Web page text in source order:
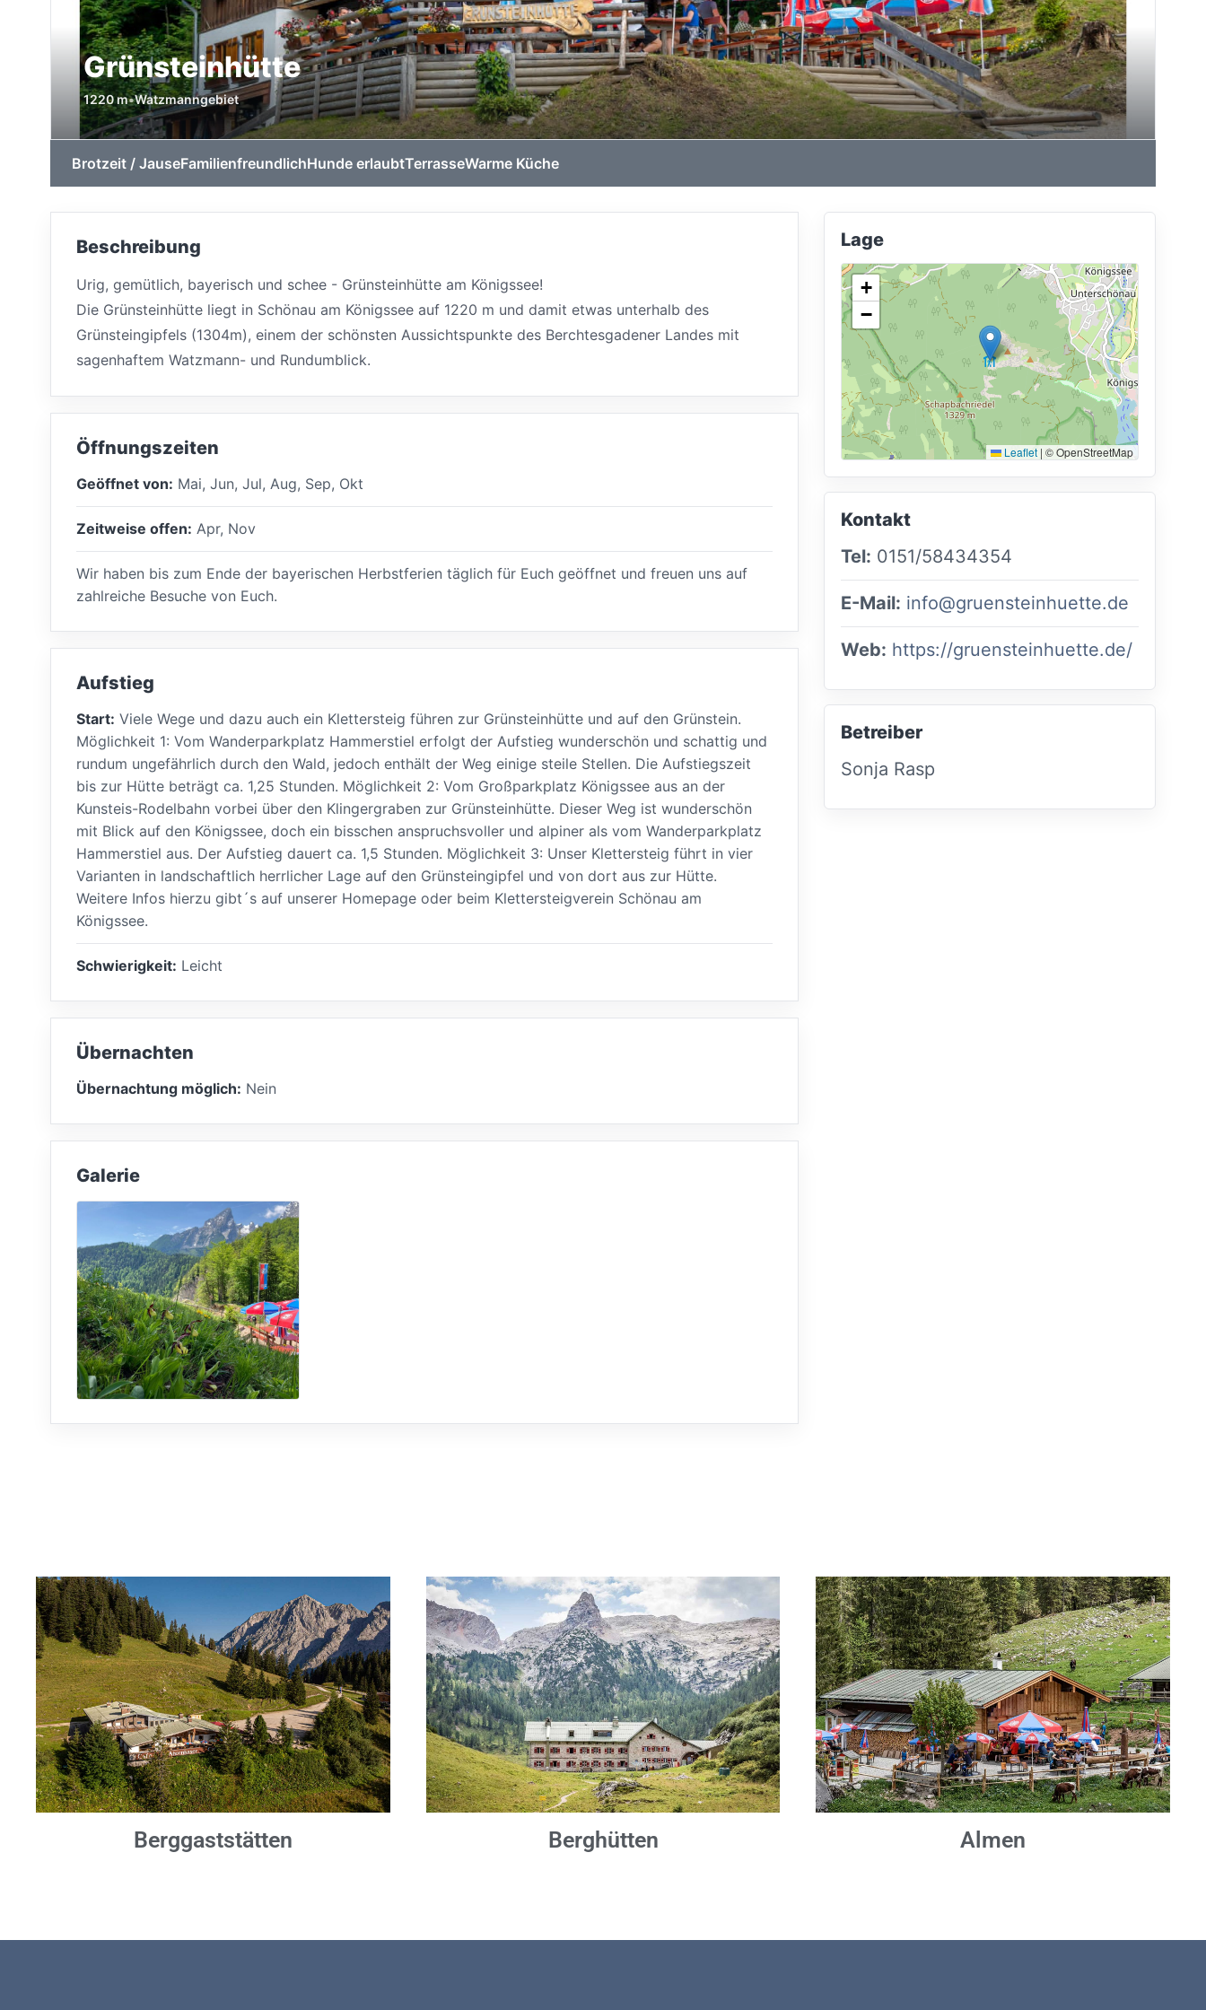
Grünsteinhütte
1220 m•Watzmanngebiet
Brotzeit / JauseFamilienfreundlichHunde erlaubtTerrasseWarme Küche
Beschreibung
Urig, gemütlich, bayerisch und schee - Grünsteinhütte am Königssee!
Die Grünsteinhütte liegt in Schönau am Königssee auf 1220 m und damit etwas unterhalb des
Grünsteingipfels (1304m), einem der schönsten Aussichtspunkte des Berchtesgadener Landes mit
sagenhaftem Watzmann- und Rundumblick.
Öffnungszeiten
Geöffnet von: Mai, Jun, Jul, Aug, Sep, Okt
Zeitweise offen: Apr, Nov
Wir haben bis zum Ende der bayerischen Herbstferien täglich für Euch geöffnet und freuen uns auf
zahlreiche Besuche von Euch.
Aufstieg
Start: Viele Wege und dazu auch ein Klettersteig führen zur Grünsteinhütte und auf den Grünstein.
Möglichkeit 1: Vom Wanderparkplatz Hammerstiel erfolgt der Aufstieg wunderschön und schattig und
rundum ungefährlich durch den Wald, jedoch enthält der Weg einige steile Stellen. Die Aufstiegszeit
bis zur Hütte beträgt ca. 1,25 Stunden. Möglichkeit 2: Vom Großparkplatz Königssee aus an der
Kunsteis-Rodelbahn vorbei über den Klingergraben zur Grünsteinhütte. Dieser Weg ist wunderschön
mit Blick auf den Königssee, doch ein bisschen anspruchsvoller und alpiner als vom Wanderparkplatz
Hammerstiel aus. Der Aufstieg dauert ca. 1,5 Stunden. Möglichkeit 3: Unser Klettersteig führt in vier
Varianten in landschaftlich herrlicher Lage auf den Grünsteingipfel und von dort aus zur Hütte.
Weitere Infos hierzu gibt´s auf unserer Homepage oder beim Klettersteigverein Schönau am
Königssee.
Schwierigkeit: Leicht
Übernachten
Übernachtung möglich: Nein
Galerie
Lage
+
−
Leaflet | © OpenStreetMap
Kontakt
Tel: 0151/58434354
E-Mail: info@gruensteinhuette.de
Web: https://gruensteinhuette.de/
Betreiber
Sonja Rasp
Berggaststätten Berghütten Almen